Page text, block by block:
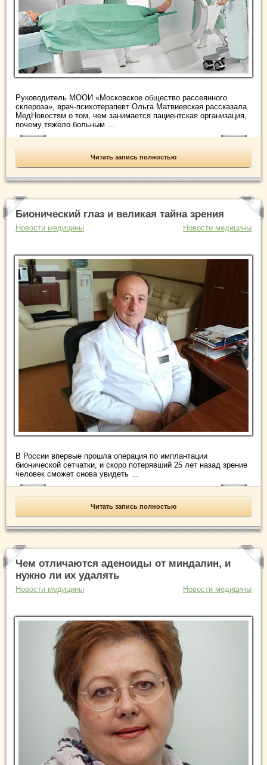
Руководитель МООИ «Московское общество рассеянного
склероза», врач-психотерапевт Ольга Матвиевская рассказала
МедНовостям о том, чем занимается пациентская организация,
почему тяжело больным ...
Читать запись полностью
Бионический глаз и великая тайна зрения
Новости медицины Новости медицины
В России впервые прошла операция по имплантации
бионической сетчатки, и скоро потерявший 25 лет назад зрение
человек сможет снова увидеть ...
Читать запись полностью
Чем отличаются аденоиды от миндалин, и
нужно ли их удалять
Новости медицины Новости медицины